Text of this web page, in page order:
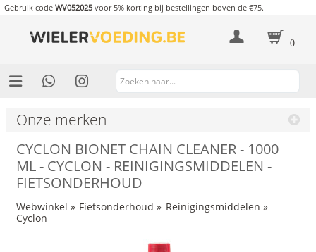
Gebruik code WV052025voor 5% korting bij bestellingen boven de €75.
0
Onze merken
CYCLON BIONET CHAIN CLEANER - 1000
ML - CYCLON - REINIGINGSMIDDELEN -
FIETSONDERHOUD
Webwinkel » Fietsonderhoud » Reinigingsmiddelen »
Cyclon